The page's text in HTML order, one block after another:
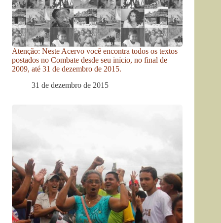
Atenção: Neste Acervo você encontra todos os textos
postados no Combate desde seu início, no final de
2009, até 31 de dezembro de 2015.
31 de dezembro de 2015